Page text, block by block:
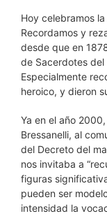
Hoy celebramos
Recordamos y
desde que en
de Sacerdotes del
Especialmente
heroico, y dieron
Ya en el año
Bressanelli, al
del Decreto del
nos invitaba a
figuras
pueden ser
intensidad la